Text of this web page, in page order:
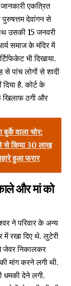
एकत्रित
देवांगन से
उसकी 15 जनवरी
समाज के मंदिर में
भी दिखाया.
से पांच लोगों से शादी
है. कोर्ट के
खिलाफ ठगी और
वाला चोर:
से किया 30 लाख
हुआ फरार
और मां को
ने परिवार के अन्य
रखा दिए थे. लुटेरी
जेवर निकालकर
मांग करने लगी थी.
देने लगी.